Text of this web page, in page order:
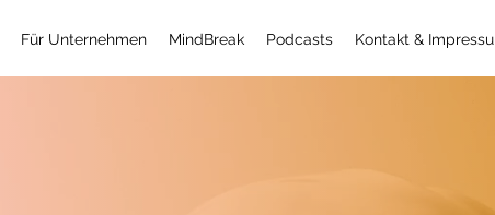
Für Unternehmen MindBreak Podcasts Kontakt &